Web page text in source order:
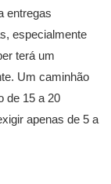
entregas
especialmente
terá um
Um caminhão
de 15 a 20
apenas de 5 a